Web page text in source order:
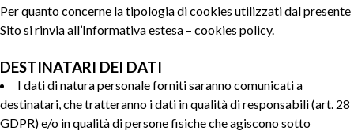
Per quanto concerne la tipologia di cookies utilizzati dal presente
Sito si rinvia all’Informativa estesa – cookies policy.
DESTINATARI DEI DATI
I dati di natura personale forniti saranno comunicati a
destinatari, che tratteranno i dati in qualità di responsabili (art. 28
GDPR) e/o in qualità di persone fisiche che agiscono sotto